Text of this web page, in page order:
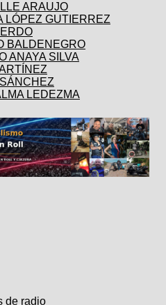
ARAUJO
LÓPEZ GUTIERREZ
BALDENEGRO
ANAYA SILVA
LEDEZMA
de radio